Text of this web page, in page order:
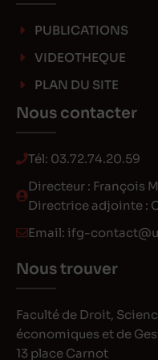
PUBLICATIONS
VIDEOTHEQUE
PLAN DU SITE
Nous contacter
Tél: 03.72.74.20.59
Directeur : François
Directrice adjointe :
Email: ifg-
Nous trouver
Faculté de Droit,
économiques et de
13 place Carnot